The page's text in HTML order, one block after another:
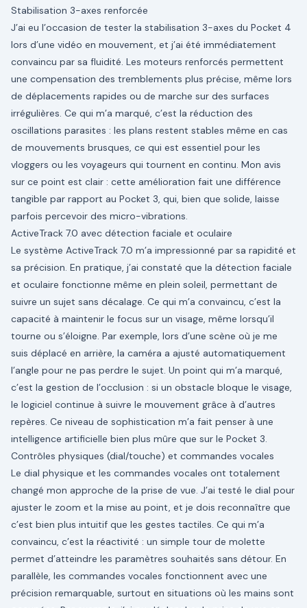
Stabilisation 3-axes renforcée
J’ai eu l’occasion de tester la stabilisation 3-axes du Pocket 4
lors d’une vidéo en mouvement, et j’ai été immédiatement
convaincu par sa fluidité. Les moteurs renforcés permettent
une compensation des tremblements plus précise, même lors
de déplacements rapides ou de marche sur des surfaces
irrégulières. Ce qui m’a marqué, c’est la réduction des
oscillations parasites : les plans restent stables même en cas
de mouvements brusques, ce qui est essentiel pour les
vloggers ou les voyageurs qui tournent en continu. Mon avis
sur ce point est clair : cette amélioration fait une différence
tangible par rapport au Pocket 3, qui, bien que solide, laisse
parfois percevoir des micro-vibrations.
ActiveTrack 7.0 avec détection faciale et oculaire
Le système ActiveTrack 7.0 m’a impressionné par sa rapidité et
sa précision. En pratique, j’ai constaté que la détection faciale
et oculaire fonctionne même en plein soleil, permettant de
suivre un sujet sans décalage. Ce qui m’a convaincu, c’est la
capacité à maintenir le focus sur un visage, même lorsqu’il
tourne ou s’éloigne. Par exemple, lors d’une scène où je me
suis déplacé en arrière, la caméra a ajusté automatiquement
l’angle pour ne pas perdre le sujet. Un point qui m’a marqué,
c’est la gestion de l’occlusion : si un obstacle bloque le visage,
le logiciel continue à suivre le mouvement grâce à d’autres
repères. Ce niveau de sophistication m’a fait penser à une
intelligence artificielle bien plus mûre que sur le Pocket 3.
Contrôles physiques (dial/touche) et commandes vocales
Le dial physique et les commandes vocales ont totalement
changé mon approche de la prise de vue. J’ai testé le dial pour
ajuster le zoom et la mise au point, et je dois reconnaître que
c’est bien plus intuitif que les gestes tactiles. Ce qui m’a
convaincu, c’est la réactivité : un simple tour de molette
permet d’atteindre les paramètres souhaités sans détour. En
parallèle, les commandes vocales fonctionnent avec une
précision remarquable, surtout en situations où les mains sont